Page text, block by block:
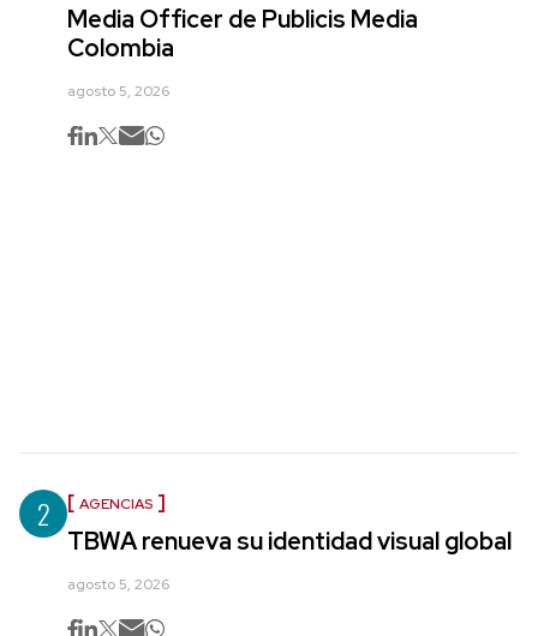
Media Officer de Publicis Media
Colombia
agosto 5, 2026
2 AGENCIAS
TBWA renueva su identidad visual global
agosto 5, 2026